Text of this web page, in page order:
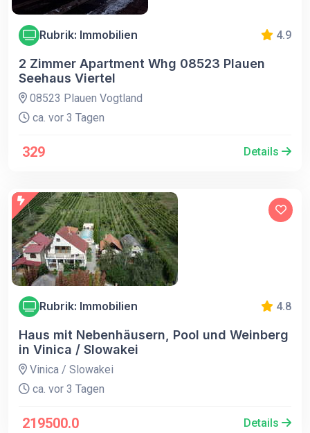
Rubrik: Immobilien 4.9
2 Zimmer Apartment Whg 08523 Plauen
Seehaus Viertel
08523 Plauen Vogtland
ca. vor 3 Tagen
329 Details
Rubrik: Immobilien 4.8
Haus mit Nebenhäusern, Pool und Weinberg
in Vinica / Slowakei
Vinica / Slowakei
ca. vor 3 Tagen
219500.0 Details